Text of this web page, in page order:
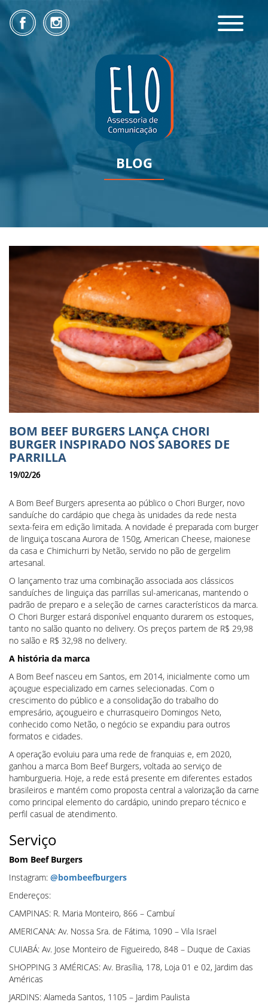
Toggle
BLOG
BOM BEEF BURGERS LANÇA CHORI
BURGER INSPIRADO NOS SABORES DE
PARRILLA
19/02/26
A Bom Beef Burgers apresenta ao público o Chori Burger, novo
sanduíche do cardápio que chega às unidades da rede nesta
sexta-feira em edição limitada. A novidade é preparada com burger
de linguiça toscana Aurora de 150g, American Cheese, maionese
da casa e Chimichurri by Netão, servido no pão de gergelim
artesanal.
O lançamento traz uma combinação associada aos clássicos
sanduíches de linguiça das parrillas sul-americanas, mantendo o
padrão de preparo e a seleção de carnes característicos da marca.
O Chori Burger estará disponível enquanto durarem os estoques,
tanto no salão quanto no delivery. Os preços partem de R$ 29,98
no salão e R$ 32,98 no delivery.
A história da marca
A Bom Beef nasceu em Santos, em 2014, inicialmente como um
açougue especializado em carnes selecionadas. Com o
crescimento do público e a consolidação do trabalho do
empresário, açougueiro e churrasqueiro Domingos Neto,
conhecido como Netão, o negócio se expandiu para outros
formatos e cidades.
A operação evoluiu para uma rede de franquias e, em 2020,
ganhou a marca Bom Beef Burgers, voltada ao serviço de
hamburgueria. Hoje, a rede está presente em diferentes estados
brasileiros e mantém como proposta central a valorização da carne
como principal elemento do cardápio, unindo preparo técnico e
perfil casual de atendimento.
Serviço
Bom Beef Burgers
Instagram: @bombeefburgers
Endereços:
CAMPINAS: R. Maria Monteiro, 866 – Cambuí
AMERICANA: Av. Nossa Sra. de Fátima, 1090 – Vila Israel
CUIABÁ: Av. Jose Monteiro de Figueiredo, 848 – Duque de Caxias
SHOPPING 3 AMÉRICAS: Av. Brasília, 178, Loja 01 e 02, Jardim das
Américas
JARDINS: Alameda Santos, 1105 – Jardim Paulista